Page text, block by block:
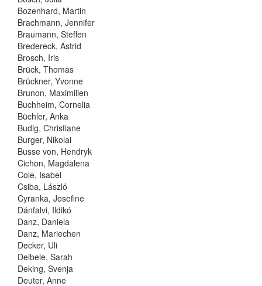
Bozenhard, Martin
Brachmann, Jennifer
Braumann, Steffen
Bredereck, Astrid
Brosch, Iris
Brück, Thomas
Brückner, Yvonne
Brunon, Maximilien
Buchheim, Cornelia
Büchler, Anka
Budig, Christiane
Burger, Nikolai
Busse von, Hendryk
Cichon, Magdalena
Cole, Isabel
Csiba, László
Cyranka, Josefine
Dánfalvi, Ildikó
Danz, Daniela
Danz, Mariechen
Decker, Uli
Deibele, Sarah
Deking, Svenja
Deuter, Anne